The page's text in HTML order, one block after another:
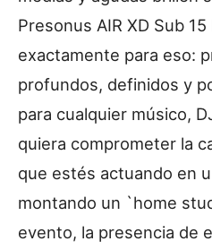
Presonus AIR XD Sub
exactamente para eso:
profundos, definidos y
para cualquier músico,
quiera comprometer la
que estés actuando en
montando un `home
evento, la presencia de